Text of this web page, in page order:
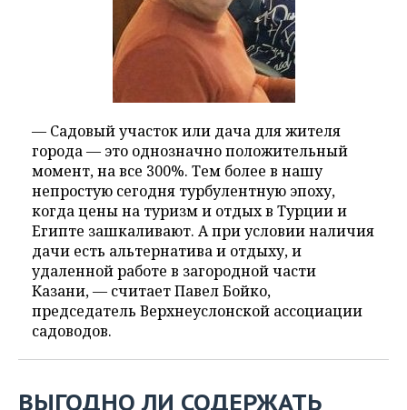
— Садовый участок или дача для жителя
города — это однозначно положительный
момент, на все 300%. Тем более в нашу
непростую сегодня турбулентную эпоху,
когда цены на туризм и отдых в Турции и
Египте зашкаливают. А при условии наличия
дачи есть альтернатива и отдыху, и
удаленной работе в загородной части
Казани, — считает Павел Бойко,
председатель Верхнеуслонской ассоциации
садоводов.
ВЫГОДНО ЛИ СОДЕРЖАТЬ